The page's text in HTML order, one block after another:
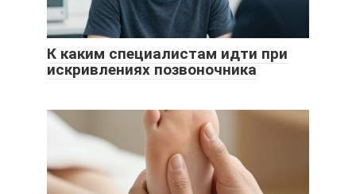
К каким специалистам идти при
искривлениях позвоночника